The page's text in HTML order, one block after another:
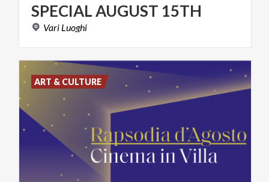
SPECIALAUGUST 15TH
Vari Luoghi
ART & CULTURE